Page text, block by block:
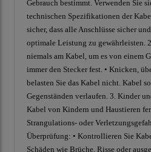
Gebrauch bestimmt. Verwenden Sie
technischen Spezifikationen der
sicher, dass alle Anschlüsse sicher
optimale Leistung zu gewährleisten.
niemals am Kabel, um es von einem
immer den Stecker fest. • Knicken,
belasten Sie das Kabel nicht. Kabel
Gegenständen verlaufen. 3. Kinder
Kabel von Kindern und Haustieren
Strangulations- oder
Überprüfung: • Kontrollieren Sie
Schäden wie Brüche, Risse oder